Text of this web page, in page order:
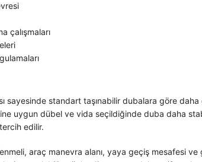
çalışmaları
sayesinde standart taşınabilir dubalara göre
uygun dübel ve vida seçildiğinde duba daha
edilir.
araç manevra alanı, yaya geçiş mesafesi ve